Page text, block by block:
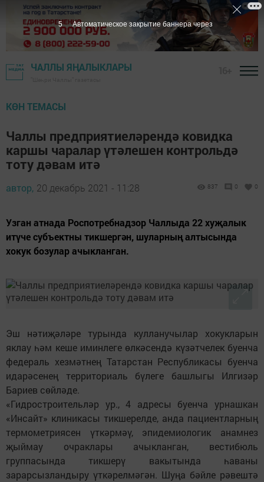
ЧАЛЛЫ ЯҢАЛЫКЛАРЫ
КӨН ТЕМАСЫ
Чаллы предприятиеләрендә ковидка
каршы чаралар үтәлешен контрольдә
тоту дәвам итә
автор, 20 декабрь 2021 - 11:28 837 0 0
Узган атнада Роспотребнадзор Чаллыда 22 хуҗалык
итүче субъектны тикшергән, шуларның алтысында
хокук бозулар ачыкланган.
Эш нәтиҗәләре турында кулланучылар хокукларын
яклау һәм кеше иминлеге өлкәсендә күзәтчелек буенча
федераль хезмәтнең Татарстан Республикасы буенча
идарәсенең территориаль бүлеге башлыгы Илгизәр
Бариев сөйләде.
«Гидростроительләр ур., 4 адресы буенча урнашкан
«Инсайт» клиникасы тикшерелде, анда пациентларның
термометриясен үткәрмәү, эпидемиологик анамнез
җыймау очраклары ачыкланган, вестибюль
группасында тикшерү вакытында һаваны
зарарсызландыру үткәрелмәгән. Шуңа бәйле рәвештә
4 Автоматическое закрытие баннера через